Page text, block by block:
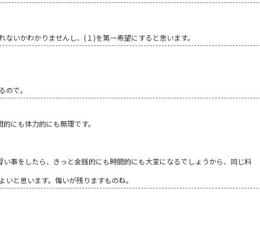
いかわかりませんし、(１)を第一希望にすると思います。
で。
にも体力的にも無理です。
事をしたら、きっと金銭的にも時間的にも大変になるでしょうから、同じ料
と思います。悔いが残りますものね。